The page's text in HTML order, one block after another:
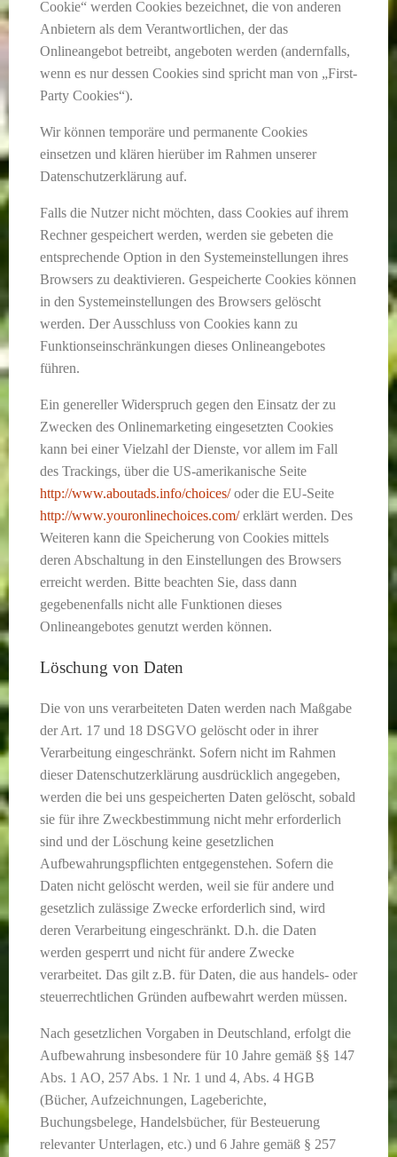
Cookie“ werden Cookies bezeichnet, die von anderen
Anbietern als dem Verantwortlichen, der das
Onlineangebot betreibt, angeboten werden (andernfalls,
wenn es nur dessen Cookies sind spricht man von „First-
Party Cookies“).
Wir können temporäre und permanente Cookies
einsetzen und klären hierüber im Rahmen unserer
Datenschutzerklärung auf.
Falls die Nutzer nicht möchten, dass Cookies auf ihrem
Rechner gespeichert werden, werden sie gebeten die
entsprechende Option in den Systemeinstellungen ihres
Browsers zu deaktivieren. Gespeicherte Cookies können
in den Systemeinstellungen des Browsers gelöscht
werden. Der Ausschluss von Cookies kann zu
Funktionseinschränkungen dieses Onlineangebotes
führen.
Ein genereller Widerspruch gegen den Einsatz der zu
Zwecken des Onlinemarketing eingesetzten Cookies
kann bei einer Vielzahl der Dienste, vor allem im Fall
des Trackings, über die US-amerikanische Seite
http://www.aboutads.info/choices/oder die EU-Seite
http://www.youronlinechoices.com/erklärt werden. Des
Weiteren kann die Speicherung von Cookies mittels
deren Abschaltung in den Einstellungen des Browsers
erreicht werden. Bitte beachten Sie, dass dann
gegebenenfalls nicht alle Funktionen dieses
Onlineangebotes genutzt werden können.
Löschung von Daten
Die von uns verarbeiteten Daten werden nach Maßgabe
der Art. 17 und 18 DSGVO gelöscht oder in ihrer
Verarbeitung eingeschränkt. Sofern nicht im Rahmen
dieser Datenschutzerklärung ausdrücklich angegeben,
werden die bei uns gespeicherten Daten gelöscht, sobald
sie für ihre Zweckbestimmung nicht mehr erforderlich
sind und der Löschung keine gesetzlichen
Aufbewahrungspflichten entgegenstehen. Sofern die
Daten nicht gelöscht werden, weil sie für andere und
gesetzlich zulässige Zwecke erforderlich sind, wird
deren Verarbeitung eingeschränkt. D.h. die Daten
werden gesperrt und nicht für andere Zwecke
verarbeitet. Das gilt z.B. für Daten, die aus handels- oder
steuerrechtlichen Gründen aufbewahrt werden müssen.
Nach gesetzlichen Vorgaben in Deutschland, erfolgt die
Aufbewahrung insbesondere für 10 Jahre gemäß §§ 147
Abs. 1 AO, 257 Abs. 1 Nr. 1 und 4, Abs. 4 HGB
(Bücher, Aufzeichnungen, Lageberichte,
Buchungsbelege, Handelsbücher, für Besteuerung
relevanter Unterlagen, etc.) und 6 Jahre gemäß § 257